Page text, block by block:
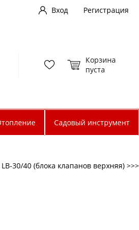
Вход
Регистрация
Корзина
пуста
Садовый инструмент
30/40 (блока клапанов верхняя) >>>